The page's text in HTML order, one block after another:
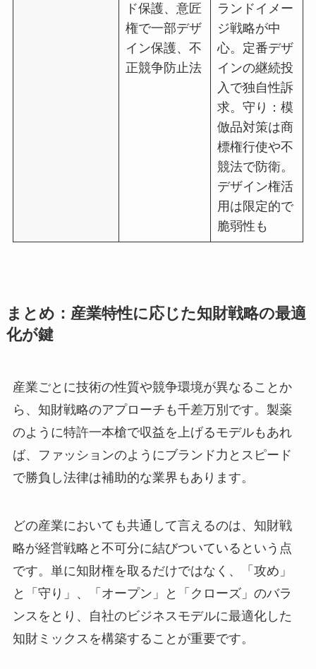
ド保護、意匠
権で一部デザ
イン保護、不
正競争防止法
ランドイメー
ジ戦略が中
心。定番デザ
インの継続投
入で独自性訴
求。守り：模
倣品対策は商
標権行使や不
競法で防衛。
デザイン権活
用は限定的で
脆弱性も
まとめ：産業特性に応じた知財戦略の最適
化が鍵
産業ごとに技術の性質や競争環境が異なることか
ら、知財戦略のアプローチも千差万別です。製薬
のように特許一本槍で収益を上げるモデルもあれ
ば、ファッションのようにブランド力とスピード
で勝負し法律は補助的な業界もあります。
どの産業においても共通して言えるのは、知財戦
略が経営戦略と不可分に結びついているという点
です。単に知財権を取るだけではなく、「攻め」
と「守り」、「オープン」と「クローズ」のバラ
ンスをとり、自社のビジネスモデルに最適化した
知財ミックスを構築することが重要です。